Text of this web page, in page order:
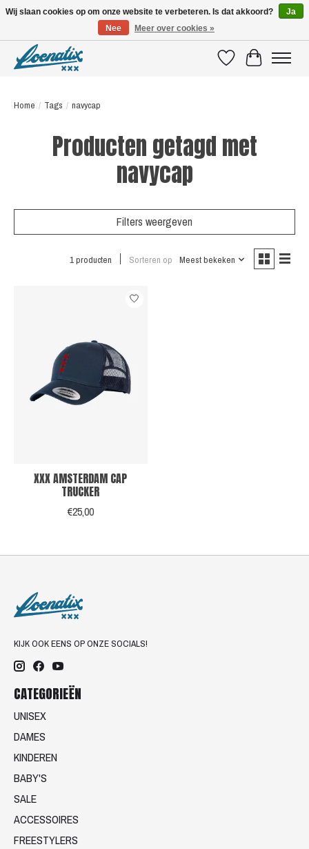
VerlanglijstWinkelwagen
Home / Tags / navycap
Producten getagd met
navycap
Filters weergeven
1 producten Sorteren op Meest bekeken
XXX AMSTERDAM CAP
TRUCKER
€25,00
KIJK OOK EENS OP ONZE SOCIALS!
CATEGORIEËN
UNISEX
DAMES
KINDEREN
BABY'S
SALE
ACCESSOIRES
FREESTYLERS
Wij slaan cookies op om onze website te verbeteren. Is dat akkoord?
Ja
Nee
Meer over cookies »